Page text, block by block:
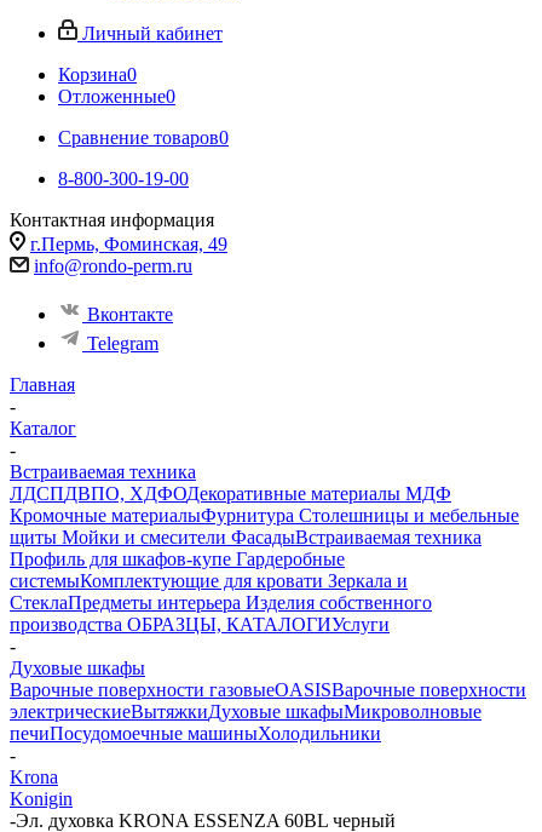
Личный кабинет
Корзина0
Отложенные0
Сравнение товаров0
8-800-300-19-00
Контактная информация
г.Пермь, Фоминская, 49
info@rondo-perm.ru
Вконтакте
Telegram
Главная
-
Каталог
-
Встраиваемая техника
ЛДСПДВПО, ХДФОДекоративные материалы МДФ
Кромочные материалыФурнитура Столешницы и мебельные
щиты Мойки и смесители ФасадыВстраиваемая техника
Профиль для шкафов-купе Гардеробные
системыКомплектующие для кровати Зеркала и
СтеклаПредметы интерьера Изделия собственного
производства ОБРАЗЦЫ, КАТАЛОГИУслуги
-
Духовые шкафы
Варочные поверхности газовыеOASISВарочные поверхности
электрическиеВытяжкиДуховые шкафыМикроволновые
печиПосудомоечные машиныХолодильники
-
Krona
Konigin
-Эл. духовка KRONA ESSENZA 60BL черный